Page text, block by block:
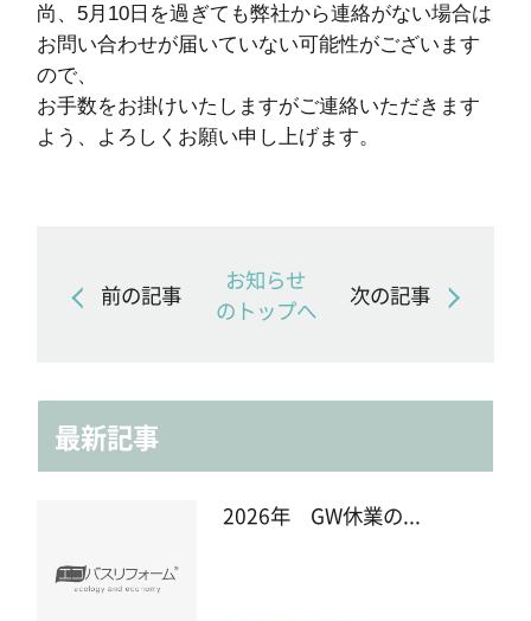
尚、5月10日を過ぎても弊社から連絡がない場合は
お問い合わせが届いていない可能性がございます
ので、
お手数をお掛けいたしますがご連絡いただきます
よう、よろしくお願い申し上げます。
前の記事
お知らせ
のトップへ
次の記事
最新記事
2026年 GW休業の...